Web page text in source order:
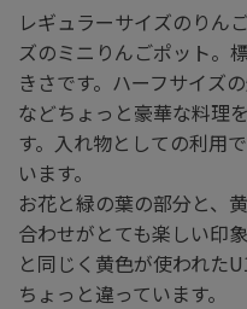
レギュラーサイズのりん
ズのミニりんごポット。
きさです。ハーフサイズ
などちょっと豪華な料理
す。入れ物としての利用
います。
お花と緑の葉の部分と、
合わせがとても楽しい印
と同じく黄色が使われた
ちょっと違っています。